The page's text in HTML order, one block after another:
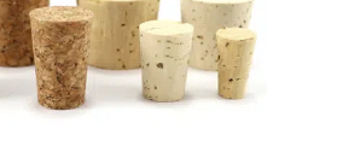
le dimensioni dei tappi di sughero
superiore / diametro inferiore)
creare un tappo che si adatta a
o vaso non standard.